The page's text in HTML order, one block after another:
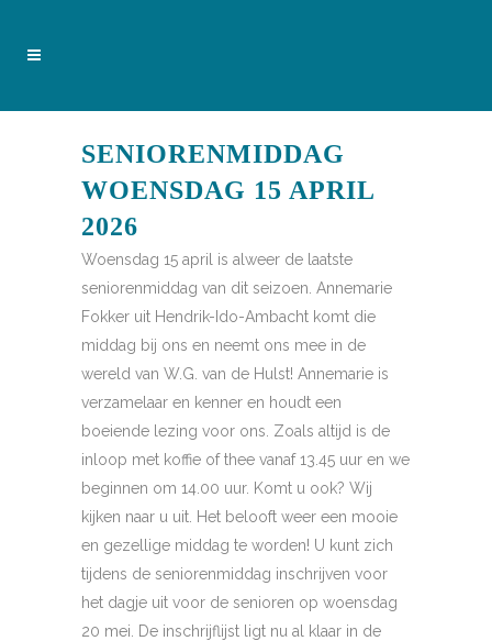
SENIORENMIDDAG
WOENSDAG 15 APRIL
2026
Woensdag 15 april is alweer de laatste
seniorenmiddag van dit seizoen. Annemarie
Fokker uit Hendrik-Ido-Ambacht komt die
middag bij ons en neemt ons mee in de
wereld van W.G. van de Hulst! Annemarie is
verzamelaar en kenner en houdt een
boeiende lezing voor ons. Zoals altijd is de
inloop met koffie of thee vanaf 13.45 uur en we
beginnen om 14.00 uur. Komt u ook? Wij
kijken naar u uit. Het belooft weer een mooie
en gezellige middag te worden! U kunt zich
tijdens de seniorenmiddag inschrijven voor
het dagje uit voor de senioren op woensdag
20 mei. De inschrijflijst ligt nu al klaar in de